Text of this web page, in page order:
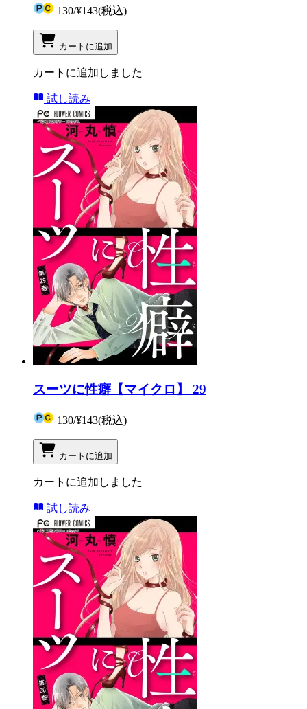
130/¥143(税込)
カートに追加
カートに追加しました
試し読み
スーツに性癖【マイクロ】 29
130/¥143(税込)
カートに追加
カートに追加しました
試し読み